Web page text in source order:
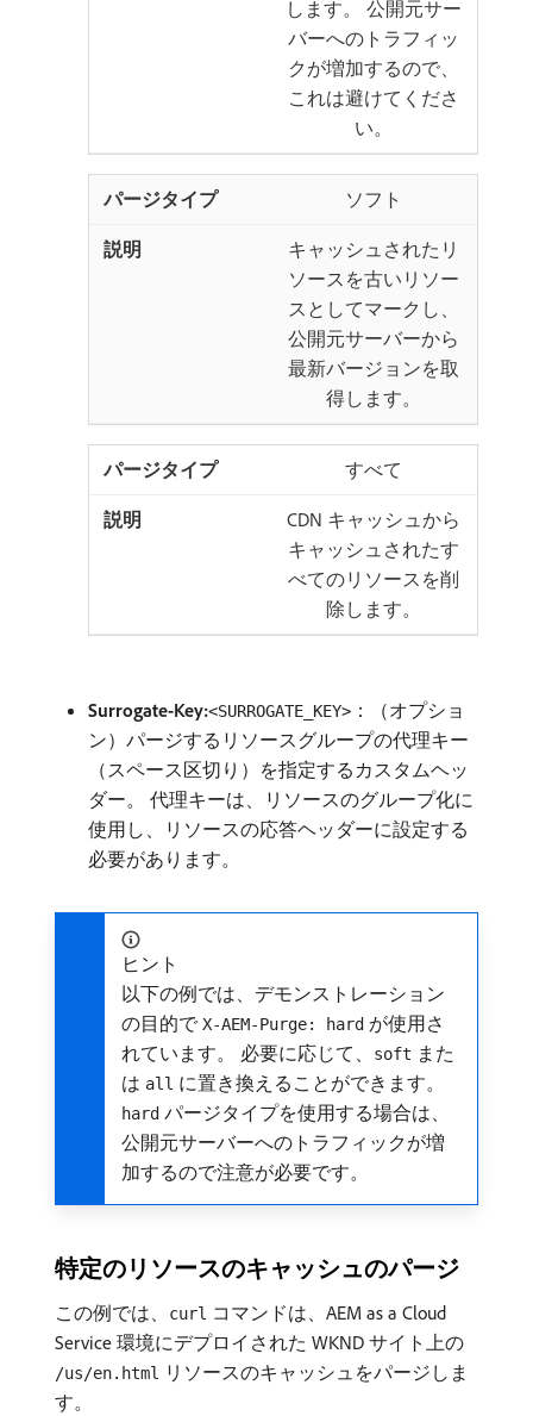
します。 公開元サー
バーへのトラフィッ
クが増加するので、
これは避けてくださ
い。
ソフト
キャッシュされたリ
ソースを古いリソー
スとしてマークし、
公開元サーバーから
最新バージョンを取
得します。
すべて
CDN キャッシュから
キャッシュされたす
べてのリソースを削
除します。
Surrogate-Key:<SURROGATE_KEY> ：（オプショ
ン）パージするリソースグループの代理キー
（スペース区切り）を指定するカスタムヘッ
ダー。 代理キーは、リソースのグループ化に
使用し、リソースの応答ヘッダーに設定する
必要があります。
ヒント
以下の例では、デモンストレーション
の目的で X-AEM-Purge: hard が使用さ
れています。 必要に応じて、
soft また
は all に置き換えることができます。
hard パージタイプを使用する場合は、
公開元サーバーへのトラフィックが増
加するので注意が必要です。
特定のリソースのキャッシュのパージ
この例では、 curl コマンドは、AEM as a Cloud
Service 環境にデプロイされた WKND サイト上の
/us/en.html
リソースのキャッシュをパージしま
す。